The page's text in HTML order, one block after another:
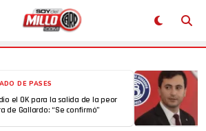
DE PASES
el OK para la salida de la peor
de Gallardo: “Se confirmó”